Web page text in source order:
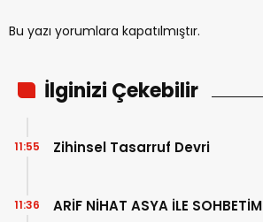
Bu yazı yorumlara kapatılmıştır.
İlginizi Çekebilir
Zihinsel Tasarruf Devri
11:55
ARİF NİHAT ASYA İLE SOHBETİM
11:36